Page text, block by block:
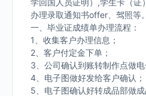
学回国人员证明）,学生卡（证
办理录取通知书offer、驾照等。
一、毕业证成绩单办理流程：
1、收集客户办理信息；
2、客户付定金下单；
3、公司确认到账转制作点做电
4、电子图做好发给客户确认；
5、电子图确认好转成品部做成